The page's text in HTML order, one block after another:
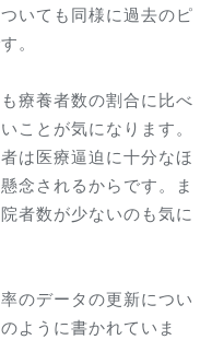
いても同様に過去のピ
。
療養者数の割合に比べ
ことが気になります。
は医療逼迫に十分なほ
念されるからです。ま
者数が少ないのも気に
のデータの更新につい
ように書かれていま